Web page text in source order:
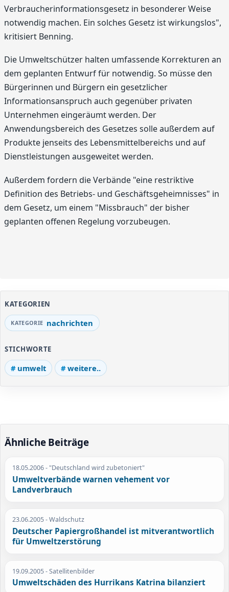
Verbraucherinformationsgesetz in besonderer Weise
notwendig machen. Ein solches Gesetz ist wirkungslos",
kritisiert Benning.
Die Umweltschützer halten umfassende Korrekturen an
dem geplanten Entwurf für notwendig. So müsse den
Bürgerinnen und Bürgern ein gesetzlicher
Informationsanspruch auch gegenüber privaten
Unternehmen eingeräumt werden. Der
Anwendungsbereich des Gesetzes solle außerdem auf
Produkte jenseits des Lebensmittelbereichs und auf
Dienstleistungen ausgeweitet werden.
Außerdem fordern die Verbände "eine restriktive
Definition des Betriebs- und Geschäftsgeheimnisses" in
dem Gesetz, um einem "Missbrauch" der bisher
geplanten offenen Regelung vorzubeugen.
KATEGORIEN
nachrichten
STICHWORTE
umwelt weitere..
Ähnliche Beiträge
18.05.2006- "Deutschland wird zubetoniert"
Umweltverbände warnen vehement vor
Landverbrauch
23.06.2005- Waldschutz
Deutscher Papiergroßhandel ist mitverantwortlich
für Umweltzerstörung
19.09.2005- Satellitenbilder
Umweltschäden des Hurrikans Katrina bilanziert